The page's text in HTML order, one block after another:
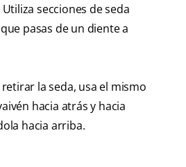
secciones de seda
pasas de un diente a
la seda, usa el mismo
hacia atrás y hacia
hacia arriba.